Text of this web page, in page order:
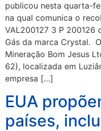
publicou nesta quarta-
na qual comunica o
VAL200127 3 P 200126
Gás da marca Crystal.
Mineração Bom Jesus
62), localizada em
empresa […]
EUA
países,